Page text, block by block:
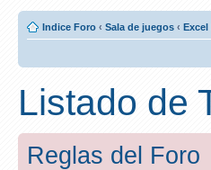
Indice Foro ‹ Sala de juegos ‹ Excel
Listado de
Reglas del Foro